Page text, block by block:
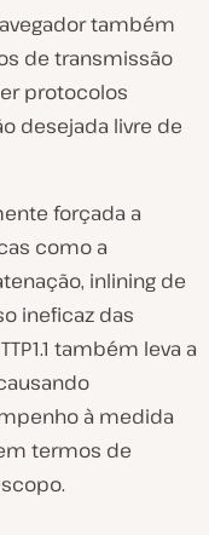
também
de transmissão
protocolos
desejada livre de
forçada a
como a
inlining de
ineficaz das
também leva a
à medida
termos de